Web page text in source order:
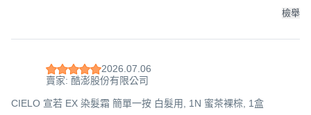
檢舉
2026.07.06
賣家: 酷澎股份有限公司
CIELO 宣若 EX 染髮霜 簡單一按 白髮用, 1N 蜜茶裸棕, 1盒